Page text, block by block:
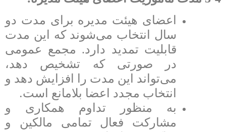
اعضای هیئت مدیره برای مدت دو
سال انتخاب می‌شوند که این مدت
قابلیت تمدید دارد. مجمع عمومی
در صورتی که تشخیص دهد،
می‌تواند این مدت را افزایش دهد و
انتخاب مجدد اعضا بلامانع است.
به منظور تداوم همکاری و
مشارکت فعال تمامی مالکین و